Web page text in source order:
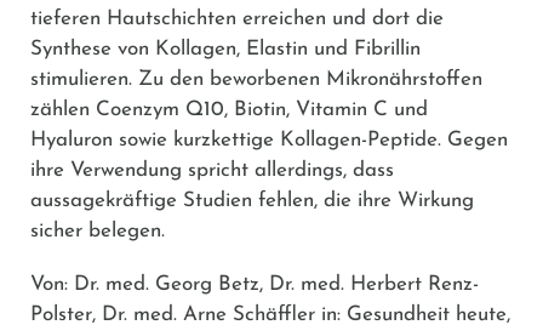
tieferen Hautschichten erreichen und dort die
Synthese von Kollagen, Elastin und Fibrillin
stimulieren. Zu den beworbenen Mikronährstoffen
zählen Coenzym Q10, Biotin, Vitamin C und
Hyaluron sowie kurzkettige Kollagen-Peptide. Gegen
ihre Verwendung spricht allerdings, dass
aussagekräftige Studien fehlen, die ihre Wirkung
sicher belegen.
Von: Dr. med. Georg Betz, Dr. med. Herbert Renz-
Polster, Dr. med. Arne Schäffler in: Gesundheit heute,